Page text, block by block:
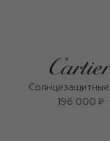
Солнцезащитные
196 000 ₽